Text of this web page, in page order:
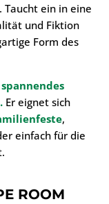
Taucht ein in eine
und Fiktion
Form des
spannendes
Er eignet sich
,
einfach für die
ROOM